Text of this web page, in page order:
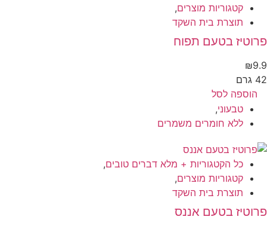
קטגוריות מוצרים,
תוצרת בית השקד
בטעם תפוח
₪
הוספה לסל
טבעוני,
ללא חומרים משמרים
כל הקטגוריות + מלא דברים טובים,
קטגוריות מוצרים,
תוצרת בית השקד
בטעם אננס